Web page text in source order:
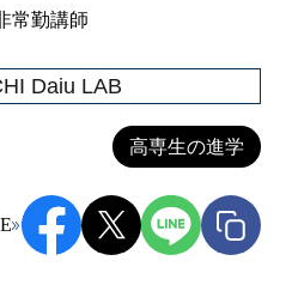
常勤講師
Daiu LAB
高専生の進学